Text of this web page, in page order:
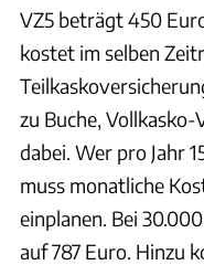
VZ5 beträgt 450
kostet im selben
zu Buche,
dabei. Wer pro Jahr
muss monatliche
einplanen. Bei
auf 787 Euro. Hinzu